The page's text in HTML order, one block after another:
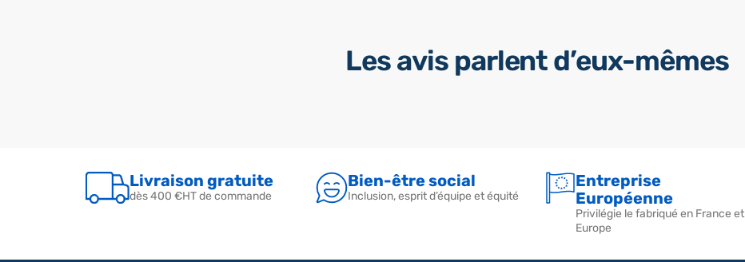
Les avis parlent d’eux-mêmes
Livraison gratuite
dès 400 €HT de commande
Bien-être social
Inclusion, esprit d’équipe et équité
Entreprise
Européenne
Privilégie le fabriqué en France et
Europe